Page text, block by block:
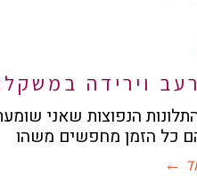
וירידה
הנפוצות שאני
כל הזמן מחפשים משהו
←